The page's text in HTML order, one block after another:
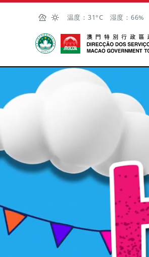
跳至主内容
温度： 31°C 湿度： 66%
澳门特别行政区政府旅游局